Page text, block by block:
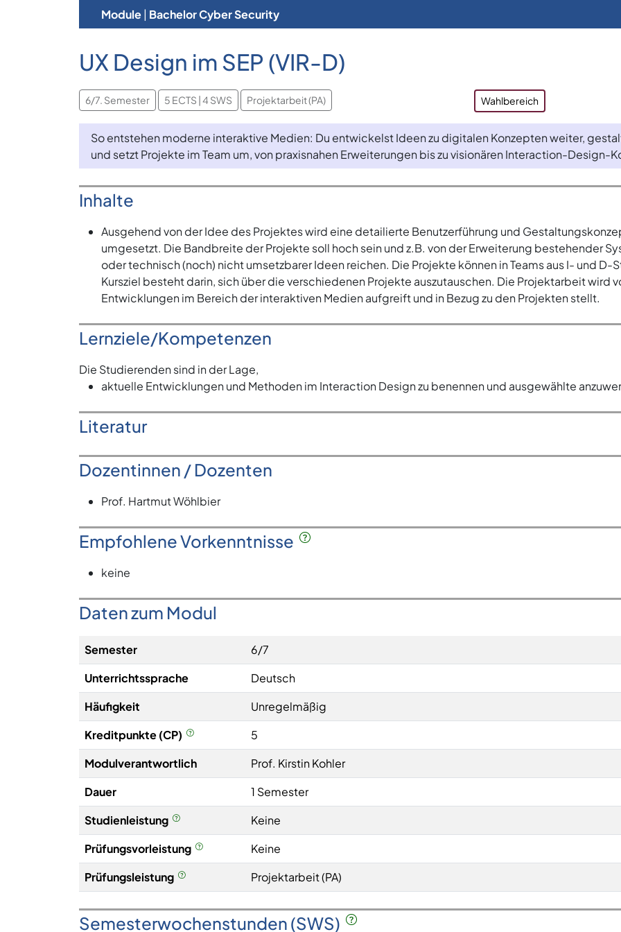
Module| Bachelor Cyber Security
UX Design im SEP (VIR-D)
6/7. Semester 5 ECTS | 4 SWS Projektarbeit (PA) Wahlbereich
So entstehen moderne interaktive Medien: Du entwickelst Ideen zu digitalen Konzepten weiter,
und setzt Projekte im Team um, von praxisnahen Erweiterungen bis zu visionären Interaction-Design-
Inhalte
Ausgehend von der Idee des Projektes wird eine detailierte Benutzerführung und
umgesetzt. Die Bandbreite der Projekte soll hoch sein und z.B. von der Erweiterung bestehender
oder technisch (noch) nicht umsetzbarer Ideen reichen. Die Projekte können in Teams aus I- und
Kursziel besteht darin, sich über die verschiedenen Projekte auszutauschen. Die Projektarbeit wird
Entwicklungen im Bereich der interaktiven Medien aufgreift und in Bezug zu den Projekten stellt.
Lernziele/Kompetenzen
Die Studierenden sind in der Lage,
aktuelle Entwicklungen und Methoden im Interaction Design zu benennen und ausgewählte
Literatur
Dozentinnen / Dozenten
Prof. Hartmut Wöhlbier
Empfohlene Vorkenntnisse
keine
Daten zum Modul
Semester
6/7
Unterrichtssprache
Deutsch
Häufigkeit
Unregelmäßig
Kreditpunkte (CP)
5
Modulverantwortlich
Prof. Kirstin Kohler
Dauer
1 Semester
Studienleistung
Keine
Prüfungsvorleistung
Keine
Prüfungsleistung
Projektarbeit (PA)
Semesterwochenstunden (SWS)